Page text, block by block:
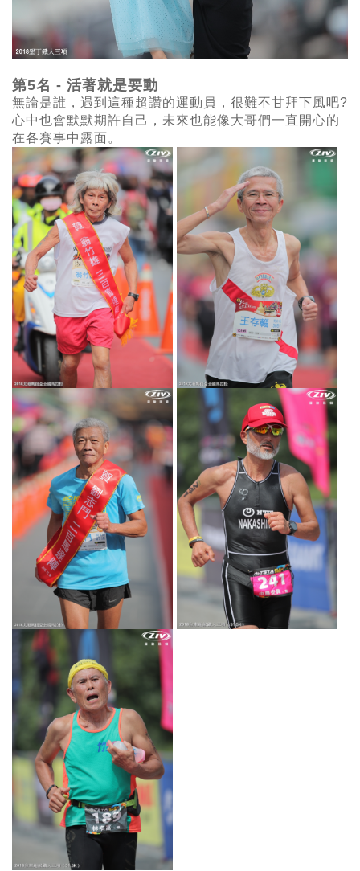
第5名 - 活著就是要動
無論是誰，遇到這種超讚的運動員，很難不甘拜下風吧?
心中也會默默期許自己，未來也能像大哥們一直開心的
在各賽事中露面。